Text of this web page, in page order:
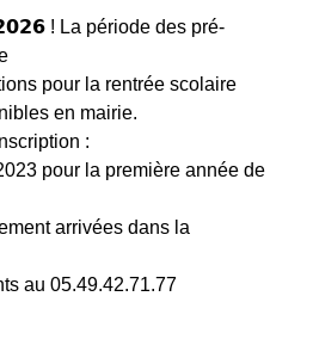
! La période des pré-
pour la rentrée scolaire
en mairie.
:
pour la première année de
arrivées dans la
au 05.49.42.71.77